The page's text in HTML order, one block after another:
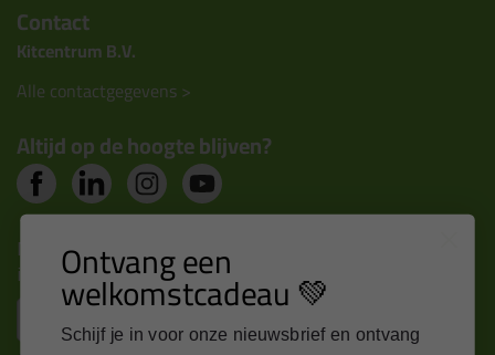
Contact
Kitcentrum B.V.
Alle contactgegevens >
Altijd op de hoogte blijven?
Nieuws, tips en exclusieve deals rechtstreeks in je
inbox Ontvang een
welkomstcadeau 💚
Schijf je in voor onze nieuwsbrief en ontvang